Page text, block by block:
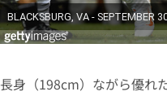
長身（198cm）ながら優れ